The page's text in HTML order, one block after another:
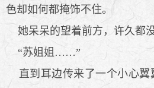
色却如何都掩饰不住。
她呆呆的望着前方，许久都没
“苏姐姐……”
直到耳边传来了一个小心翼